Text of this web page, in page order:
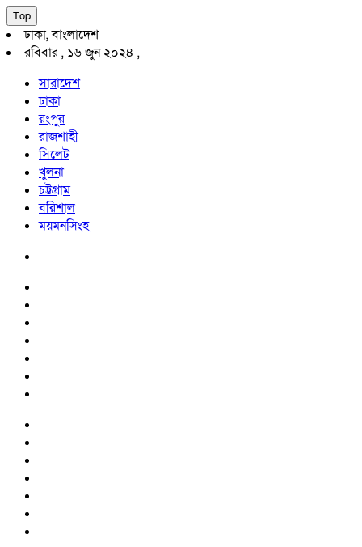
Top
ঢাকা, বাংলাদেশ
রবিবার , ১৬ জুন ২০২৪ ,
সারাদেশ
ঢাকা
রংপুর
রাজশাহী
সিলেট
খুলনা
চট্টগ্রাম
বরিশাল
ময়মনসিংহ